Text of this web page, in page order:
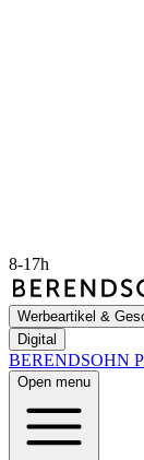
8-17h
Werbeartikel &
Digital
BERENDSOHN
Open menu